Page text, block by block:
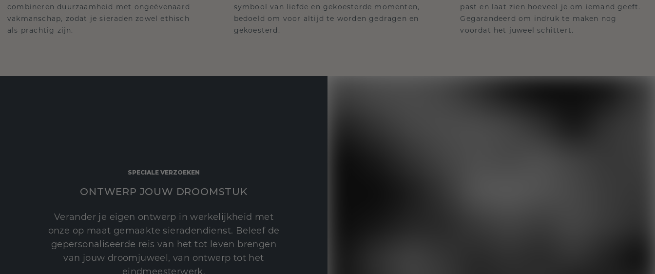
combineren duurzaamheid met ongeëvenaard
vakmanschap, zodat je sieraden zowel ethisch
als prachtig zijn.
symbool van liefde en gekoesterde momenten,
bedoeld om voor altijd te worden gedragen en
gekoesterd.
past en laat zien hoeveel je om iemand geeft.
Gegarandeerd om indruk te maken nog
voordat het juweel schittert.
SPECIALE VERZOEKEN
ONTWERP JOUW DROOMSTUK
Verander je eigen ontwerp in werkelijkheid met
onze op maat gemaakte sieradendienst. Beleef de
gepersonaliseerde reis van het tot leven brengen
van jouw droomjuweel, van ontwerp tot het
eindmeesterwerk.